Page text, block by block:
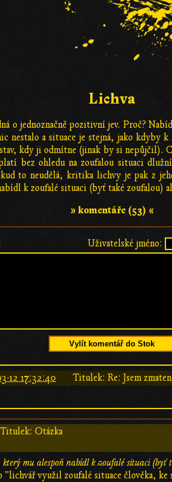
Lichva
o jednoznačně pozitivní jev. Proč?
nestalo a situace je stejná, jako kdyby
stav, kdy ji odmítne (jinak by si
bez ohledu na zoufalou situaci
to neudělá, kritika lichvy je pak z
k zoufalé situaci (byť také zoufalou)
» komentáře (53) «
Uživatelské jméno:
Vylít komentář do Stok
12 17:32:40
Titulek: Re: Jsem
Titulek: Otázka
mu alespoň nabídl k zoufalé situaci
využil zoufalé situace člověka,